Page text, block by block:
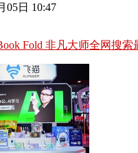
05日 10:47
Fold 非凡大师全网搜索